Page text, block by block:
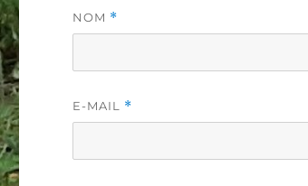
NOM *
E-MAIL *